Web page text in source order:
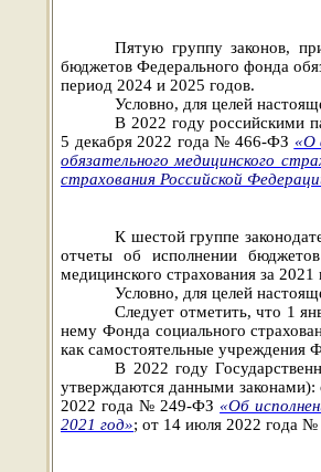
Пятую группу законов,
бюджетов Федерального фонда
период 2024 и 2025 годов.
Условно, для целей
В 2022 году российскими
5 декабря 2022 года № 466-ФЗ «О
обязательного медицинского
страхования Российской
К шестой группе
отчеты об исполнении
медицинского страхования за 2021
Условно, для целей
Следует отметить, что 1
нему Фонда социального
как самостоятельные учреждения
В 2022 году
утверждаются данными
2022 года № 249-ФЗ«Об
2021 год»; от 14 июля 2022 года